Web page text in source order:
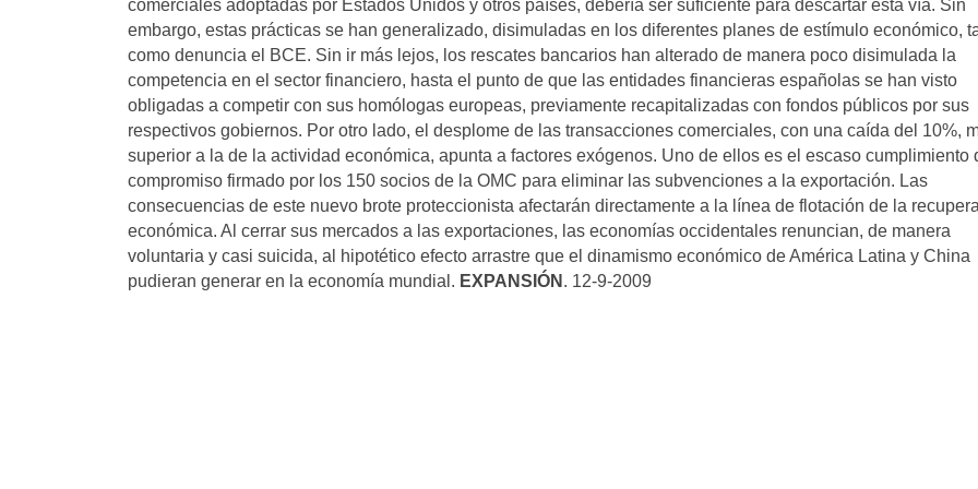
comerciales adoptadas por Estados Unidos y otros países, debería ser suficiente para descartar esta vía. Sin
embargo, estas prácticas se han generalizado, disimuladas en los diferentes planes de estímulo económico,
como denuncia el BCE. Sin ir más lejos, los rescates bancarios han alterado de manera poco disimulada la
competencia en el sector financiero, hasta el punto de que las entidades financieras españolas se han visto
obligadas a competir con sus homólogas europeas, previamente recapitalizadas con fondos públicos por sus
respectivos gobiernos. Por otro lado, el desplome de las transacciones comerciales, con una caída del 10%,
superior a la de la actividad económica, apunta a factores exógenos. Uno de ellos es el escaso cumplimiento
compromiso firmado por los 150 socios de la OMC para eliminar las subvenciones a la exportación. Las
consecuencias de este nuevo brote proteccionista afectarán directamente a la línea de flotación de la
económica. Al cerrar sus mercados a las exportaciones, las economías occidentales renuncian, de manera
voluntaria y casi suicida, al hipotético efecto arrastre que el dinamismo económico de América Latina y China
pudieran generar en la economía mundial. EXPANSIÓN . 12-9-2009